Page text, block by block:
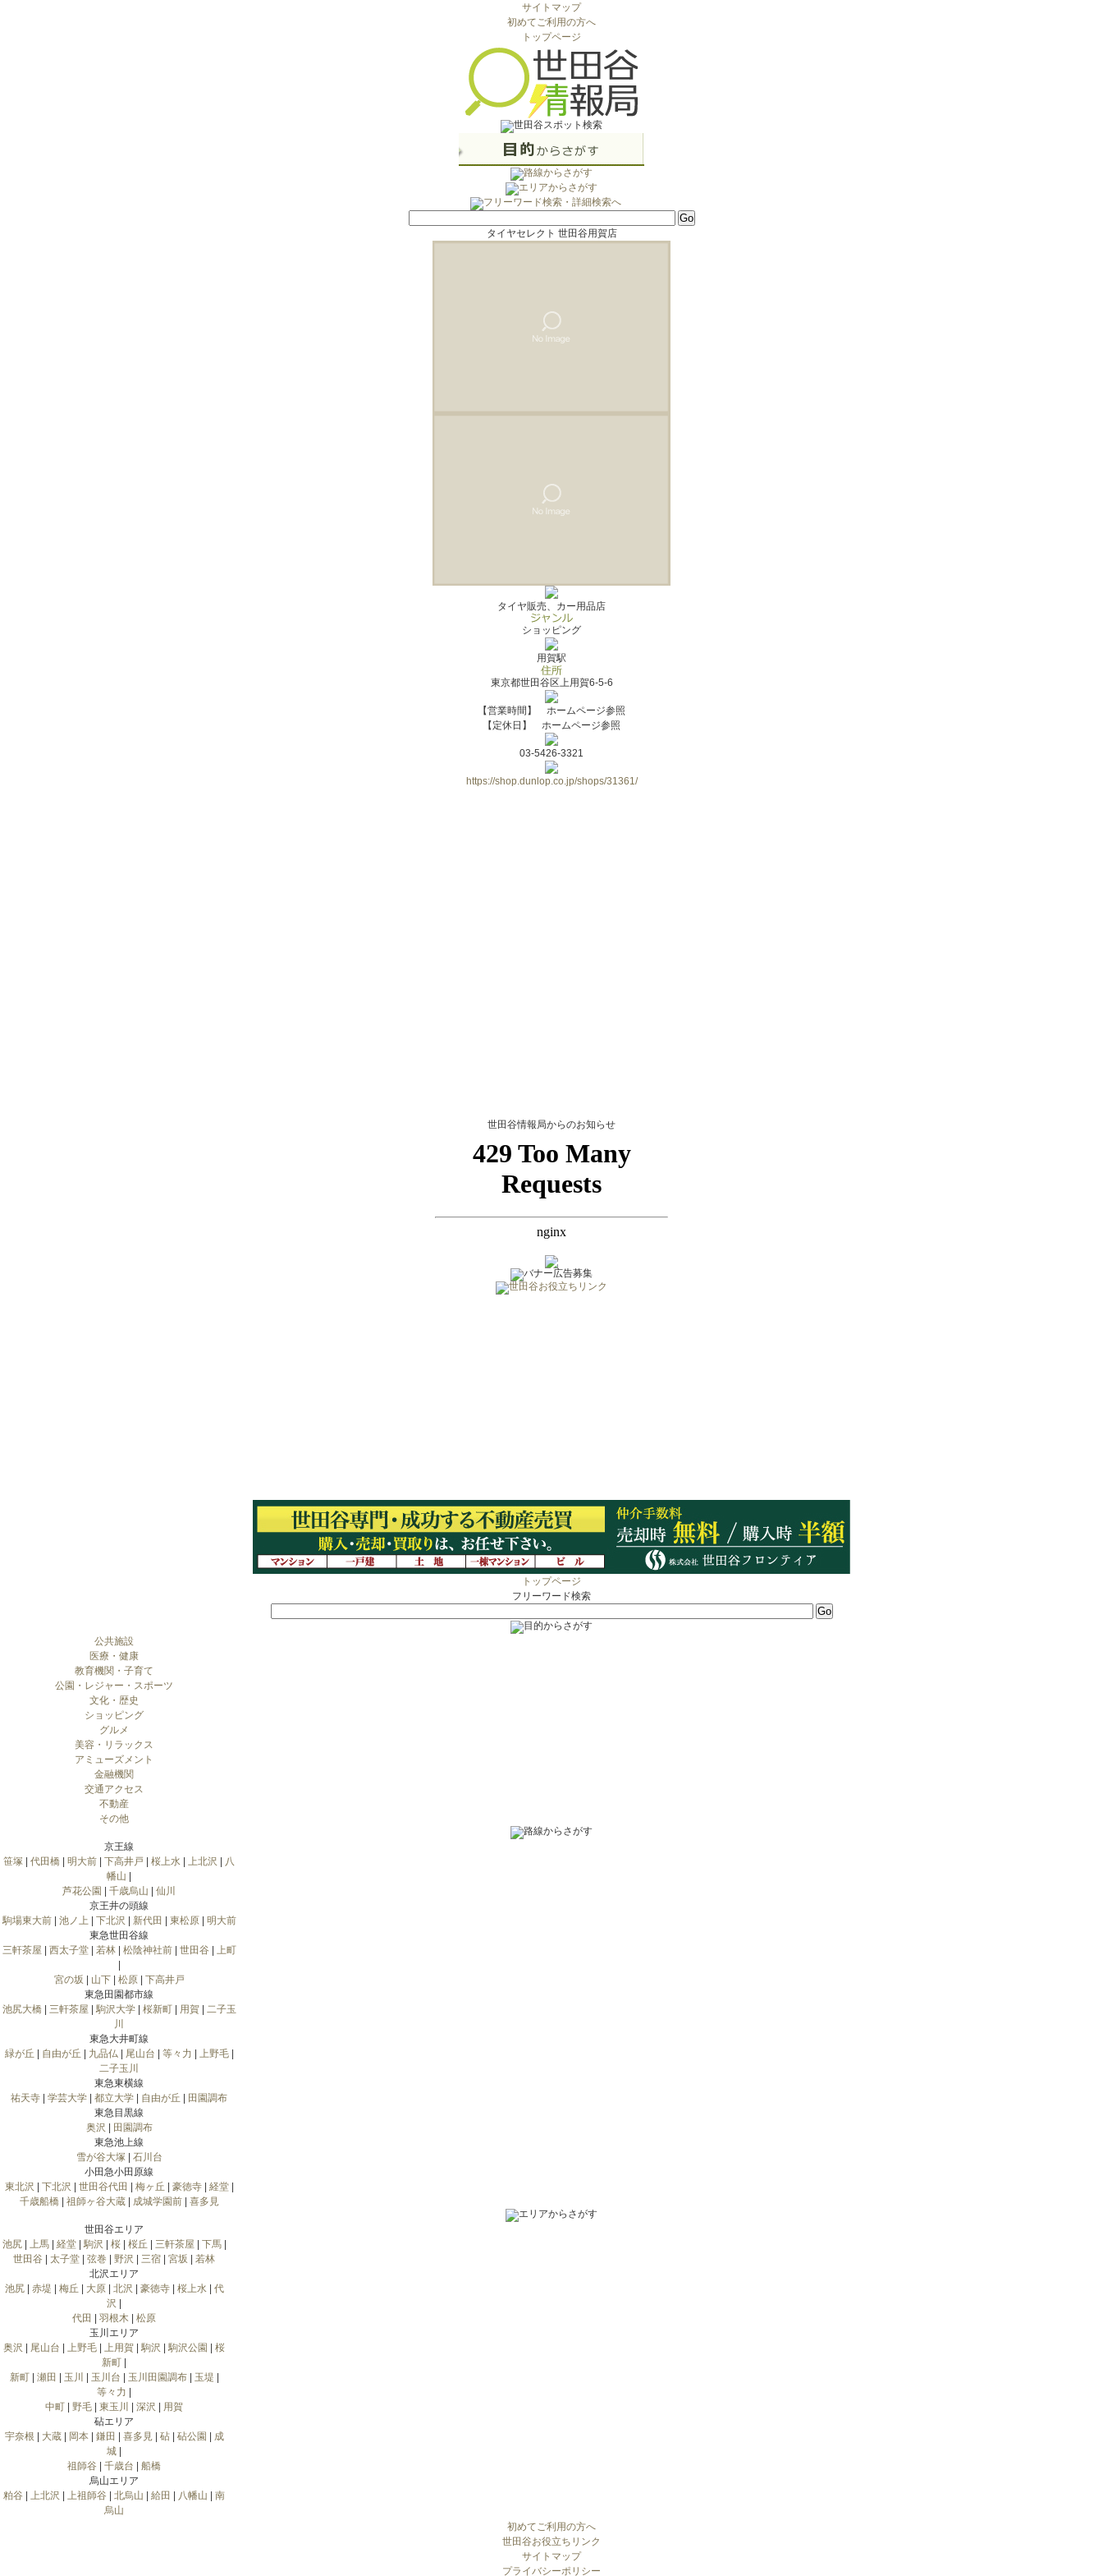
サイトマップ
初めてご利用の方へ
トップページ
タイヤセレクト 世田谷用賀店
タイヤ販売、カー用品店
ショッピング
用賀駅
東京都世田谷区上用賀6-5-6
【営業時間】 ホームページ参照
【定休日】 ホームページ参照
03-5426-3321
https://shop.dunlop.co.jp/shops/31361/
世田谷情報局からのお知らせ
トップページ
フリーワード検索
公共施設
医療・健康
教育機関・子育て
公園・レジャー・スポーツ
文化・歴史
ショッピング
グルメ
美容・リラックス
アミューズメント
金融機関
交通アクセス
不動産
その他
京王線
笹塚
代田橋 明大前 下高井戸 桜上水 上北沢
八
幡山
芦花公園
千歳烏山
仙川
京王井の頭線
駒場東大前| 池ノ上 下北沢 新代田 東松原| 明大前
東急世田谷線
三軒茶屋
西太子堂| 若林| 松陰神社前| 世田谷
上町
宮の坂
山下| 松原| 下高井戸
東急田園都市線
池尻大橋| 三軒茶屋 駒沢大学| 桜新町| 用賀| 二子玉
川
東急大井町線
緑が丘
自由が丘 九品仏| 尾山台 等々力 上野毛|
二子玉川
東急東横線
祐天寺
学芸大学 都立大学 自由が丘
田園調布
東急目黒線
奥沢
田園調布
東急池上線
雪が谷大塚| 石川台
小田急小田原線
東北沢
下北沢 世田谷代田 梅ヶ丘 豪徳寺| 経堂|
千歳船橋| 祖師ヶ谷大蔵| 成城学園前| 喜多見
世田谷エリア
池尻| 上馬| 経堂| 駒沢 桜| 桜丘 三軒茶屋 下馬|
世田谷
太子堂 弦巻 野沢 三宿 宮坂
若林
北沢エリア
池尻| 赤堤 梅丘 大原| 北沢 豪徳寺| 桜上水| 代
沢
代田
羽根木
松原
玉川エリア
奥沢
尾山台 上野毛 上用賀 駒沢 駒沢公園
桜
新町
新町| 瀬田 玉川 玉川台 玉川田園調布| 玉堤
等々力
中町
野毛 東玉川 深沢
用賀
砧エリア
宇奈根
大蔵| 岡本| 鎌田 喜多見| 砧| 砧公園
成
城
祖師谷
千歳台
船橋
烏山エリア
粕谷
上北沢 上祖師谷 北烏山 給田 八幡山
南
烏山
初めてご利用の方へ
世田谷お役立ちリンク
サイトマップ
プライバシーポリシー